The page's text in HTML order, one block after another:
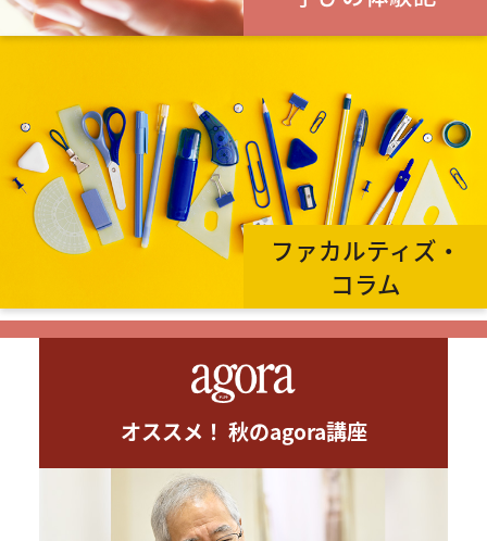
ファカルティズ・
コラム
オススメ！ 秋のagora講座